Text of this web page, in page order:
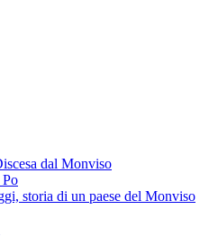
dal Monviso
storia di un paese del Monviso